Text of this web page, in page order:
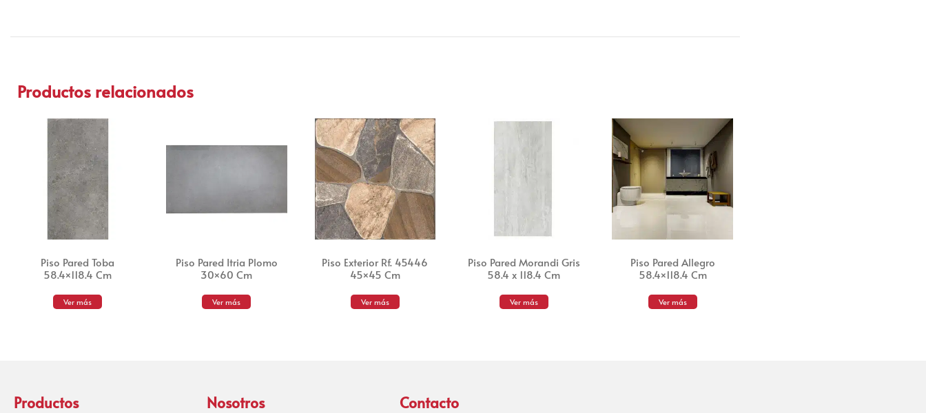
Productos relacionados
Piso Pared Toba
58.4×118.4 Cm
Ver más
Piso Pared Itria Plomo
30×60 Cm
Ver más
Piso Exterior Rf. 45446
45×45 Cm
Ver más
Piso Pared Morandi Gris
58.4 x 118.4 Cm
Ver más
Piso Pared Allegro
58.4×118.4 Cm
Ver más
Productos Nosotros Contacto